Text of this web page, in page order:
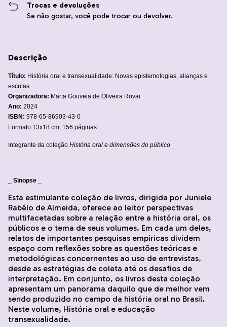
Trocas e devoluções
Se não gostar, você pode trocar ou devolver.
Descrição
Título: História oral e transexualidade: Novas epistemologias, alianças e
escutas
Organizadora: Marta Gouveia de Oliveira Rovai
Ano: 2024
ISBN: 978-65-86903-43-0
Formato 13x18 cm, 156 páginas
Integrante da coleção História oral e dimensões do público
Sinopse _
Esta estimulante coleção de livros, dirigida por Juniele
Rabêlo de Almeida, oferece ao leitor perspectivas
multifacetadas sobre a relação entre a história oral, os
públicos e o tema de seus volumes. Em cada um deles,
relatos de importantes pesquisas empíricas dividem
espaço com reflexões sobre as questões teóricas e
metodológicas concernentes ao uso de entrevistas,
desde as estratégias de coleta até os desafios de
interpretação. Em conjunto, os livros desta coleção
apresentam um panorama daquilo que de melhor vem
sendo produzido no campo da história oral no Brasil.
Neste volume, História oral e educação
transexualidade.